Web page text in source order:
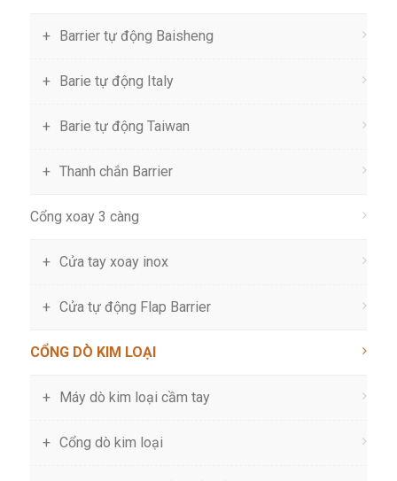
Barrier tự động Baisheng
Barie tự động Italy
Barie tự động Taiwan
Thanh chắn Barrier
Cổng xoay 3 càng
Cửa tay xoay inox
Cửa tự động Flap Barrier
CỔNG DÒ KIM LOẠI
Máy dò kim loại cầm tay
Cổng dò kim loại